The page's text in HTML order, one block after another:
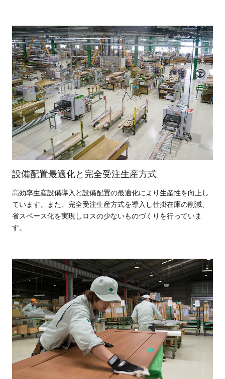
設備配置最適化と完全受注生産方式
高効率生産設備導入と設備配置の最適化により生産性を向上し
ています。また、完全受注生産方式を導入し仕掛在庫の削減、
省スペース化を実現しロスの少ないものづくりを行っていま
す。